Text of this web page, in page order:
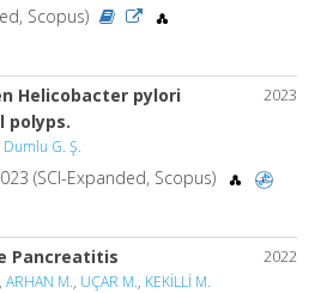
Scopus)
2023
Helicobacter pylori
polyps.
Dumlu G. Ş.
(SCI-Expanded, Scopus)
2022
Pancreatitis
, ARHAN M., UÇAR M., KEKİLLİ M.